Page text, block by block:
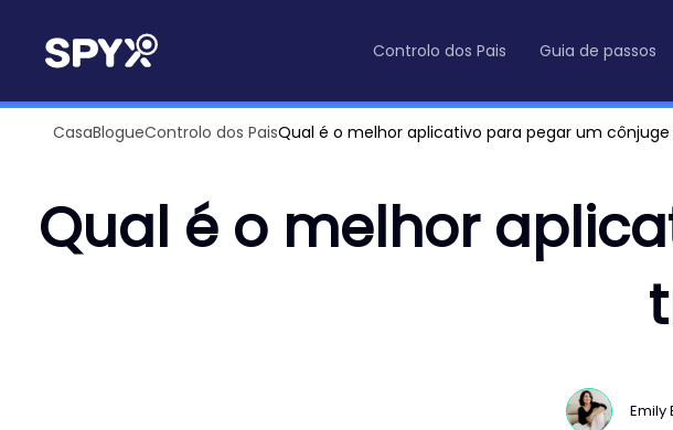
Controlo dos Pais Guia de passos
CasaBlogueControlo dos PaisQual é o melhor aplicativo para pegar um
Qual é o melhor
Emily